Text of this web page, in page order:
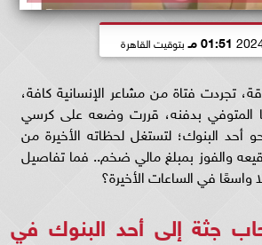
01:51 مـ بتوقيت القاهرة
تجردت فتاة من مشاعر الإنسانية كافة،
المتوفي بدفنه، قررت وضعه على كرسي
أحد البنوك؛ لتستغل لحظاته الأخيرة من
والفوز بمبلغ مالي ضخم.. فما تفاصيل
واسعًا في الساعات الأخيرة؟
جثة إلى أحد البنوك في